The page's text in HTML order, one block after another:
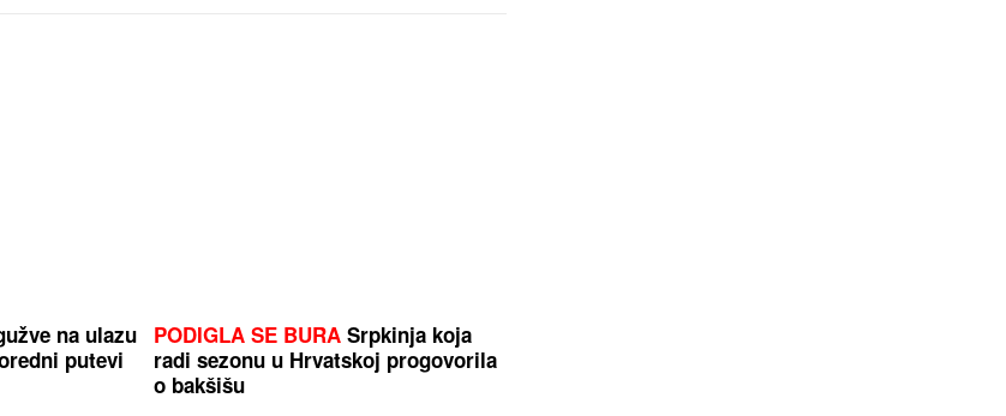
na ulazu
putevi
PODIGLA SE BURA Srpkinja koja
radi sezonu u Hrvatskoj progovorila
o bakšišu